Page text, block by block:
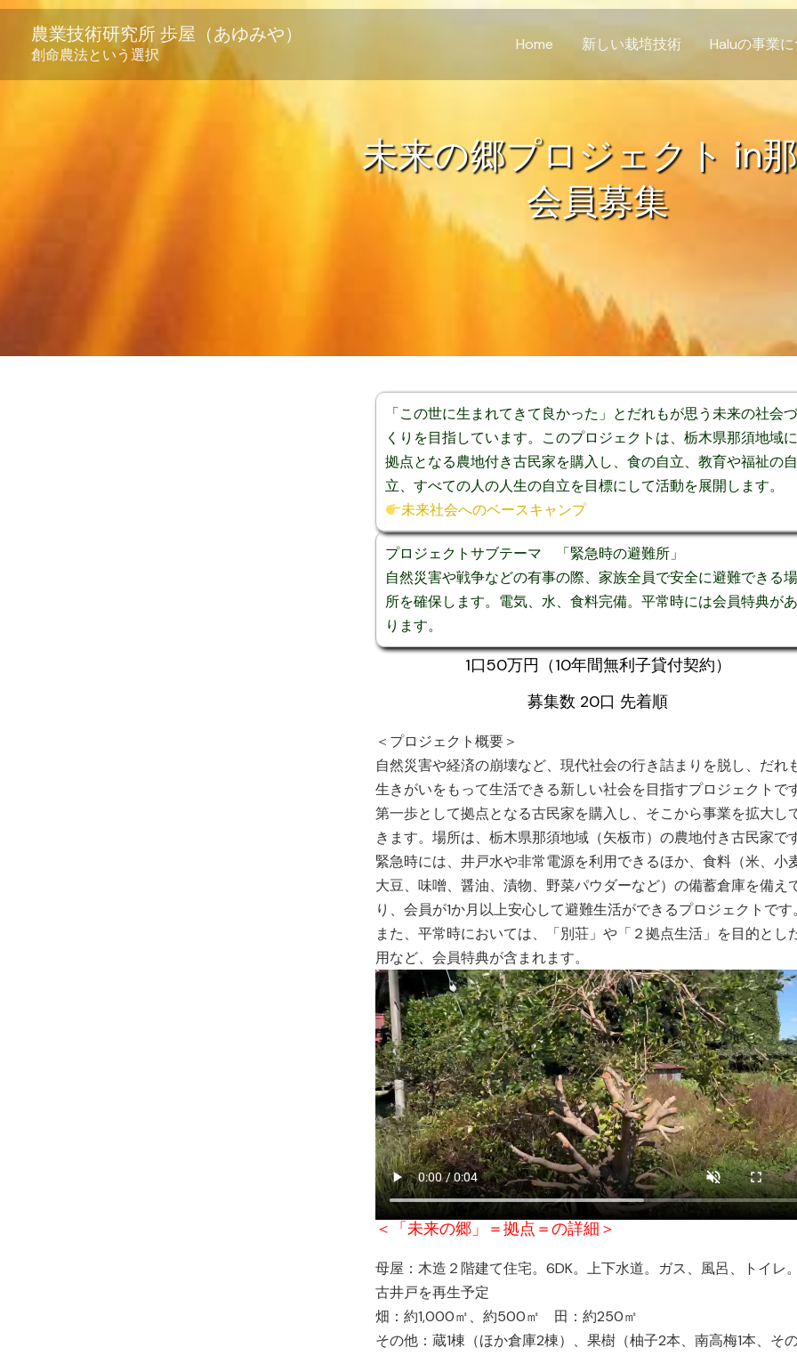
内
ス
農業技術研究所 歩屋（あゆみや）
創命農法という選択
Home 新しい栽培技術 Haluの事業
未来の郷プロジェクト in
会員募集
「この世に生まれてきて良かった」とだれもが思う未来の社会づ
くりを目指しています。このプロジェクトは、栃木県那須地域に
拠点となる農地付き古民家を購入し、食の自立、教育や福祉の自
立、すべての人の人生の自立を目標にして活動を展開します。
未来社会へのベースキャンプ
プロジェクトサブテーマ 「緊急時の避難所」
自然災害や戦争などの有事の際、家族全員で安全に避難できる場
所を確保します。電気、水、食料完備。平常時には会員特典があ
ります。
1口50万円（10年間無利子貸付契約）
募集数 20口 先着順
＜プロジェクト概要＞
自然災害や経済の崩壊など、現代社会の行き詰まりを脱し、だれ
生きがいをもって生活できる新しい社会を目指すプロジェクトです
第一歩として拠点となる古民家を購入し、そこから事業を拡大し
きます。場所は、栃木県那須地域（矢板市）の農地付き古民家です
緊急時には、井戸水や非常電源を利用できるほか、食料（米、小麦
大豆、味噌、醤油、漬物、野菜パウダーなど）の備蓄倉庫を備え
り、会員が1か月以上安心して避難生活ができるプロジェクトです。
また、平常時においては、「別荘」や「２拠点生活」を目的とし
用など、会員特典が含まれます。
＜「未来の郷」＝拠点＝の詳細＞
母屋：木造２階建て住宅。6DK。上下水道。ガス、風呂、トイレ
古井戸を再生予定
畑：約1,000㎡、約500㎡ 田：約250㎡
その他：蔵1棟（ほか倉庫2棟）、果樹（柚子2本、南高梅1本、そ